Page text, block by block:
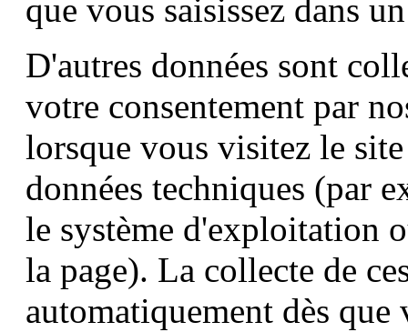
que vous saisissez dans
D'autres données sont
votre consentement par
lorsque vous visitez le
données techniques (par
le système d'exploitation
la page). La collecte de
automatiquement dès que